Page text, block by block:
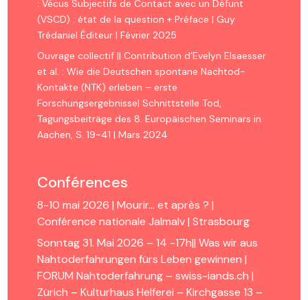
: Vécus Subjectifs de Contact avec un Défunt
(VSCD) : état de la question + Préface | Guy
Trédaniel Éditeur | Février 2025
Ouvrage collectif || Contribution d’Evelyn Elsaesser
et al. : Wie die Deutschen spontane Nachtod-
Kontakte (NTK) erleben – erste
Forschungsergebnisse| Schnittstelle Tod,
Tagungsbeiträge des 8. Europäischen Seminars in
Aachen, S. 19-41 | Mars 2024
Conférences
8-10 mai 2026 | Mourir… et après ? |
Conférence nationale Jalmalv | Strasbourg
Sonntag 31. Mai 2026 – 14 -17h|| Was wir aus
Nahtoderfahrungen fürs Leben gewinnen |
FORUM Nahtoderfahrung – swiss-iands.ch |
Zürich – Kulturhaus Helferei – Kirchgasse 13 –